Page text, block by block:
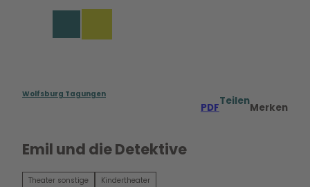
Wolfsburg Tagungen
PDF
Teilen
Merken
Emil und die Detektive
Theater sonstige Kindertheater